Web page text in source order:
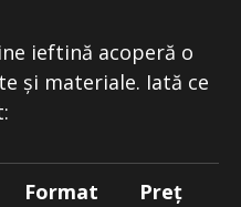
ieftină acoperă o
și materiale. Iată ce
Format
Preț